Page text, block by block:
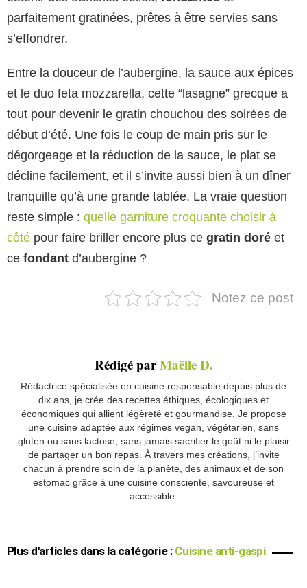
parfaitement gratinées, prêtes à être servies sans
s’effondrer.
Entre la douceur de l’aubergine, la sauce aux épices
et le duo feta mozzarella, cette “lasagne” grecque a
tout pour devenir le gratin chouchou des soirées de
début d’été. Une fois le coup de main pris sur le
dégorgeage et la réduction de la sauce, le plat se
décline facilement, et il s’invite aussi bien à un dîner
tranquille qu’à une grande tablée. La vraie question
reste simple : quelle garniture croquante choisir à
côté pour faire briller encore plus ce gratin doré et
ce fondant d’aubergine ?
Notez ce post
Rédigé parMaëlle D.
Rédactrice spécialisée en cuisine responsable depuis plus de
dix ans, je crée des recettes éthiques, écologiques et
économiques qui allient légèreté et gourmandise. Je propose
une cuisine adaptée aux régimes vegan, végétarien, sans
gluten ou sans lactose, sans jamais sacrifier le goût ni le plaisir
de partager un bon repas. À travers mes créations, j’invite
chacun à prendre soin de la planète, des animaux et de son
estomac grâce à une cuisine consciente, savoureuse et
accessible.
Plus d'articles dans la catégorie : Cuisine anti-gaspi